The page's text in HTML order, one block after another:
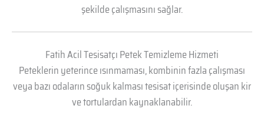
şekilde çalışmasını sağlar.
Fatih Acil Tesisatçı Petek Temizleme Hizmeti
Peteklerin yeterince ısınmaması, kombinin fazla çalışması
veya bazı odaların soğuk kalması tesisat içerisinde oluşan kir
ve tortulardan kaynaklanabilir.